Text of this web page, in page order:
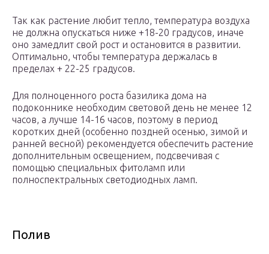
Так как растение любит тепло, температура воздуха
не должна опускаться ниже +18-20 градусов, иначе
оно замедлит свой рост и остановится в развитии.
Оптимально, чтобы температура держалась в
пределах + 22-25 градусов.
Для полноценного роста базилика дома на
подоконнике необходим световой день не менее 12
часов, а лучше 14-16 часов, поэтому в период
коротких дней (особенно поздней осенью, зимой и
ранней весной) рекомендуется обеспечить растение
дополнительным освещением, подсвечивая с
помощью специальных фитоламп или
полноспектральных светодиодных ламп.
Полив